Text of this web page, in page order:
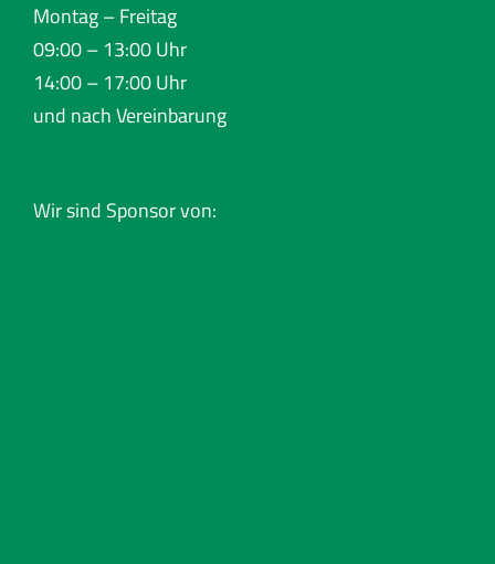
Montag – Freitag
09:00 – 13:00 Uhr
14:00 – 17:00 Uhr
und nach Vereinbarung
Wir sind Sponsor von: